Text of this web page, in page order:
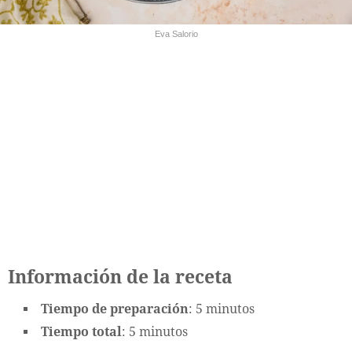
Eva Salorio
Información de la receta
Tiempo de preparación: 5 minutos
Tiempo total: 5 minutos